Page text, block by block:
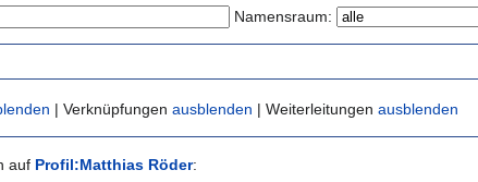
Namensraum:
| Verknüpfungen ausblenden | Weiterleitungen ausblenden
auf Profil:Matthias Röder: